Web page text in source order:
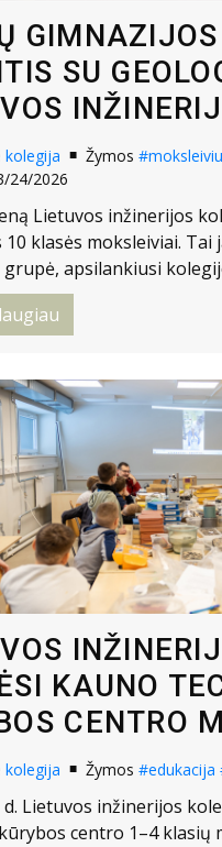
SU
kolegija Žymos
24/2026
Lietuvos inžinerijos
10 klasės moksleiviai.
apsilankiusi
KAUNO
CENTRO
kolegija Žymos #edukacija
d. Lietuvos inžinerijos
centro 1–4 klasių